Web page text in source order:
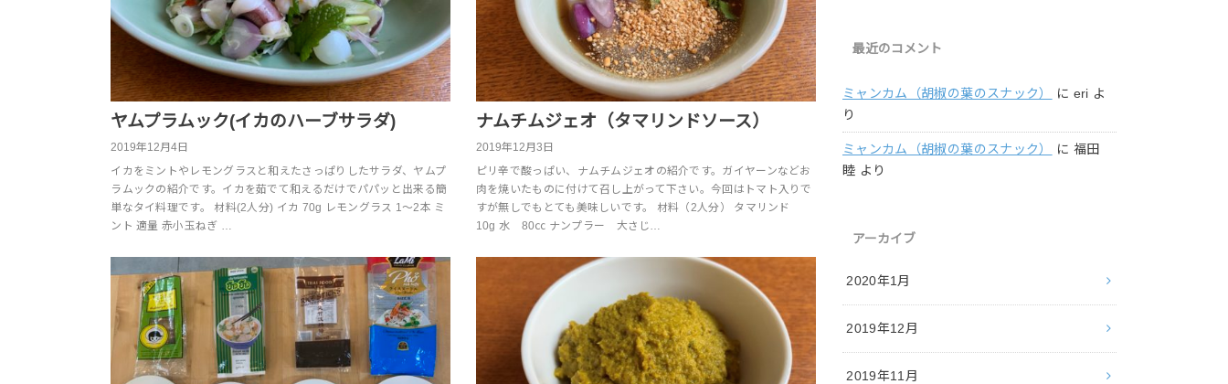
ヤムプラムック(イカのハーブサラダ)
2019年12月4日
イカをミントやレモングラスと和えたさっぱりしたサラダ、ヤムプ
ラムックの紹介です。イカを茹でて和えるだけでパパッと出来る簡
単なタイ料理です。 材料(2人分) イカ 70g レモングラス 1〜2本 ミ
ント 適量 赤小玉ねぎ …
ナムチムジェオ（タマリンドソース）
2019年12月3日
ピリ辛で酸っぱい、ナムチムジェオの紹介です。ガイヤーンなどお
肉を焼いたものに付けて召し上がって下さい。今回はトマト入りで
すが無しでもとても美味しいです。 材料（2人分） タマリンド
10g 水 80㏄ ナンプラー 大さじ…
最近のコメント
ミャンカム（胡椒の葉のスナック） に eri よ
り
ミャンカム（胡椒の葉のスナック） に 福田
睦 より
アーカイブ
2020年1月
2019年12月
2019年11月